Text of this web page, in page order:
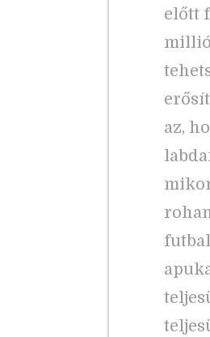
előtt
az,